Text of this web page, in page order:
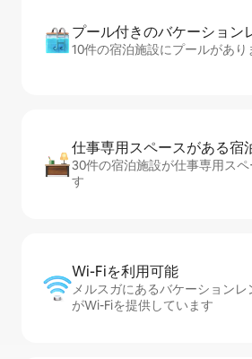
プール付きのバ⁠ケ⁠ー⁠シ⁠ョ⁠ン
10件の宿泊施設にプールがあり
仕事専用ス⁠ペ⁠ー⁠スがあ⁠る宿⁠
30件の宿泊施設が仕事専用ス
す
Wi-Fiを利⁠用⁠可⁠能
メルスガにあるバケーション
がWi-Fiを提供しています